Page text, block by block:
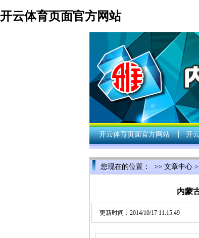
开云体育页面官方网站
开云体育页面官方网站 开
您现在的位置： >> 文章中心
内蒙
更新时间：2014/10/17 11:15:49